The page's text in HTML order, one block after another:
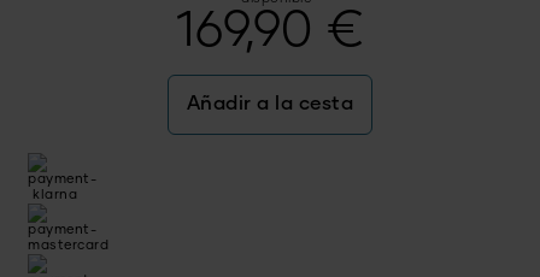
169,90 €
Añadir a la cesta